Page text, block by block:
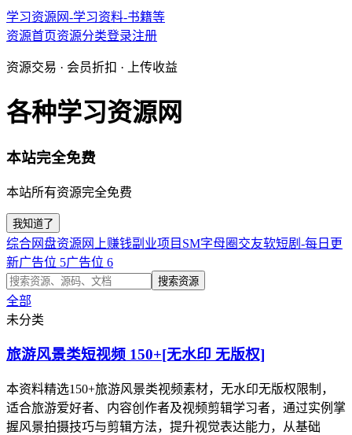
学习资源网-学习资料-书籍等
资源首页资源分类登录注册
资源交易 · 会员折扣 · 上传收益
各种学习资源网
本站完全免费
本站所有资源完全免费
我知道了
综合网盘资源 网上赚钱副业项目 SM字母圈交友软短剧-每日更
新广告位 5广告位 6
搜索资源
全部
未分类
旅游风景类短视频 150+[无水印 无版权]
本资料精选150+旅游风景类视频素材，无水印无版权限制，
适合旅游爱好者、内容创作者及视频剪辑学习者，通过实例掌
握风景拍摄技巧与剪辑方法，提升视觉表达能力，从基础